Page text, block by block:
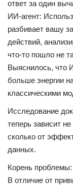
Колледж - FM
ОБРАЗОВАНИЕ
СВО
КИНО
Конкурсы
ПОЛИТИКА
ответ за один
ИИ-агент:
разбивает вашу
действий,
что-то пошло не
Выяснилось, что
больше энергии
классическими
Исследование
теперь зависит
сколько от
данных.
Корень
В отличие от